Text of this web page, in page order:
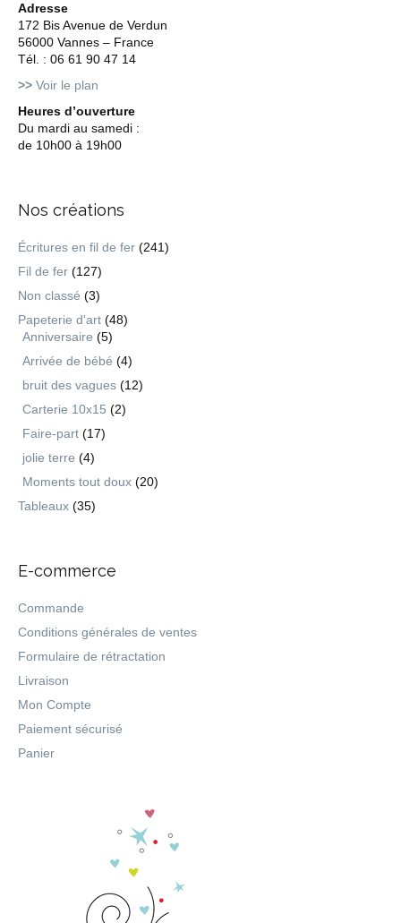
Adresse
172 Bis Avenue de Verdun
56000 Vannes – France
Tél. : 06 61 90 47 14
>> Voir le plan
Heures d’ouverture
Du mardi au samedi :
de 10h00 à 19h00
Nos créations
Écritures en fil de fer (241)
Fil de fer (127)
Non classé (3)
Papeterie d'art (48)
Anniversaire (5)
Arrivée de bébé (4)
bruit des vagues (12)
Carterie 10x15 (2)
Faire-part (17)
jolie terre (4)
Moments tout doux (20)
Tableaux (35)
E-commerce
Commande
Conditions générales de ventes
Formulaire de rétractation
Livraison
Mon Compte
Paiement sécurisé
Panier